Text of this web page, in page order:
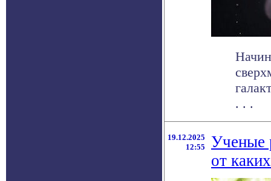
. . .
19.12.2025
12:55
Ученые
от